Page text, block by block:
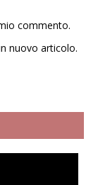
commento.
nuovo articolo.